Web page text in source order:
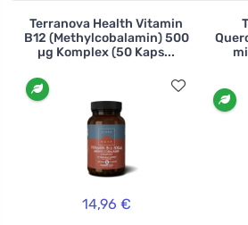
Terranova Health Vitamin
B12 (Methylcobalamin) 500
µg Komplex (50 Kaps...
14,96 €